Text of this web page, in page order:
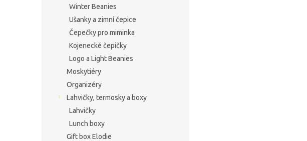
Winter Beanies
Ušanky a zimní čepice
Čepečky pro miminka
Kojenecké čepičky
Logo a Light Beanies
Moskytiéry
Organizéry
Lahvičky, termosky a boxy
Lahvičky
Lunch boxy
Gift box Elodie